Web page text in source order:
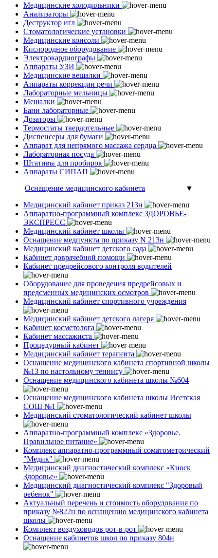
Медицинские холодильники
Анализаторы
Деструктор игл
Стоматологические установки
Медицинские консоли
Кислородное оборудование
Электрокардиографы
Аппараты УЗИ
Медицинские вешалки
Аппараты коррекции речи
Лабораторные мельницы
Мешалки
Бани лабораторные
Дозаторы
Термостаты твердотельные
Диспенсеры для бумаги
Аппарат для непрямого массажа сердца
Лабораторная посуда
Штативы для пробирок
Аппараты СИПАП
Оснащение медицинского кабинета
▼
Медицинский кабинет приказ 213н
Аппаратно-программный комплекс ЗДОРОВЬЕ-
ЭКСПРЕСС
Медицинский кабинет школы
Оснащение медпункта по приказу N 213н
Медицинский кабинет детского сада
Кабинет доврачебной помощи
Кабинет предрейсового контроля водителей
Оборудование для проведения предрейсовых и
предсменных медицинских осмотров
Медицинский кабинет спортивного учреждения
Медицинский кабинет детского лагеря
Кабинет косметолога
Кабинет массажиста
Процедурный кабинет
Медицинский кабинет терапевта
Оснащение медицинского кабинета спортивной школы
№13 по настольному теннису
Оснащение медицинского кабинета школы №604
Оснащение медицинского кабинета школы Исетская
СОШ №1
Медицинский стоматологический кабинет школы
Аппаратно-программный комплекс «Здоровье.
Правильное питание»
Комплекс аппаратно-программный соматометрический
"Медик"
Медицинский диагностический комплекс «Киоск
Здоровье»
Медицинский диагностический комплекс "Здоровый
ребенок"
Актуальный перечень и стоимость оборудования по
приказу №822н по оснащению медицинского кабинета
школы
Комплект воздуховодов рот-в-рот
Оснащение кабинетов школ по приказу 804н